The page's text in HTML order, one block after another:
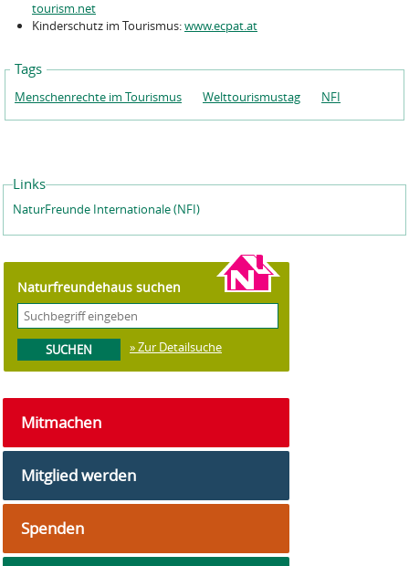
tourism.net
Kinderschutz im Tourismus:www.ecpat.at
Tags
Menschenrechte im Tourismus Welttourismustag NFI
Links
NaturFreunde Internationale (NFI)
Naturfreundehaus suchen
» Zur Detailsuche
Mitmachen
Mitglied werden
Spenden